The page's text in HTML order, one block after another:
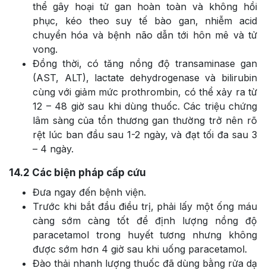
thể gây hoại tử gan hoàn toàn và không hồi
phục, kéo theo suy tế bào gan, nhiễm acid
chuyển hóa và bệnh não dẫn tới hôn mê và tử
vong.
Đồng thời, có tăng nồng độ transaminase gan
(AST, ALT), lactate dehydrogenase và bilirubin
cùng với giảm mức prothrombin, có thể xảy ra từ
12 – 48 giờ sau khi dùng thuốc. Các triệu chứng
lâm sàng của tổn thương gan thường trở nên rõ
rệt lúc ban đầu sau 1-2 ngày, và đạt tối đa sau 3
– 4 ngày.
14.2 Các biện pháp cấp cứu
Đưa ngay đến bệnh viện.
Trước khi bắt đầu điều trị, phải lấy một ống máu
càng sớm càng tốt để định lượng nồng độ
paracetamol trong huyết tương nhưng không
được sớm hơn 4 giờ sau khi uống paracetamol.
Đào thải nhanh lượng thuốc đã dùng bằng rửa dạ